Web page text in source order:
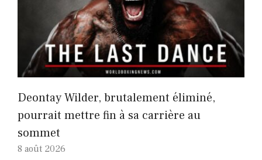
Deontay Wilder, brutalement éliminé,
pourrait mettre fin à sa carrière au
sommet
8 août 2026